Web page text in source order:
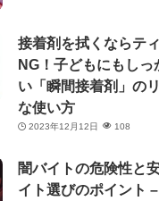
接着剤を拭くならテ
NG！子どもにもしっ
い「瞬間接着剤」の
な使い方
2023年12月12日 108
闇バイトの危険性と
イト選びのポイント